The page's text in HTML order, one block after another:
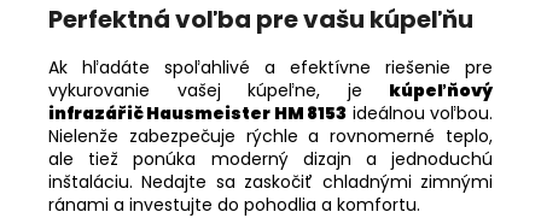
Perfektná voľba pre vašu kúpeľňu
Ak hľadáte spoľahlivé a efektívne riešenie pre
vykurovanie vašej kúpeľne, je kúpeľňový
infrazářič Hausmeister HM 8153 ideálnou voľbou.
Nielenže zabezpečuje rýchle a rovnomerné teplo,
ale tiež ponúka moderný dizajn a jednoduchú
inštaláciu. Nedajte sa zaskočiť chladnými zimnými
ránami a investujte do pohodlia a komfortu.